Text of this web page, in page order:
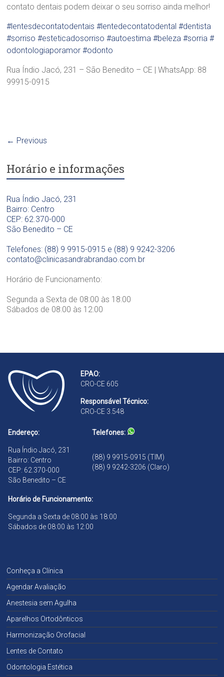
contato dentais podem deixar o seu sorriso ainda melhor!
#lentesdecontatodentais #lentedecontatodental #dentista
#sorriso #esteticadosorriso #autoestima #beleza #sorria #
odontologiaporamor #odonto
Rua Índio Jacó, 231 – São Benedito – CE | WhatsApp: 88
99915-0915
← Previous
Horário e informações
Rua Índio Jacó, 231
Bairro: Centro
CEP: 62.370-000
São Benedito – CE
Telefones: (88) 9 9915-0915 e (88) 9 9242-3206
contato@clinicasandrabrandao.com.br
Horário de Funcionamento:
Segunda a Sexta de 08:00 às 18:00
Sábados de 08:00 às 12:00
EPAO:
CRO-CE 605
Responsável Técnico:
CRO-CE 3.548
Endereço:
Rua Índio Jacó, 231
Bairro: Centro
CEP: 62.370-000
São Benedito – CE
Telefones:
(88) 9 9915-0915 (TIM)
(88) 9 9242-3206 (Claro)
Horário de Funcionamento:
Segunda a Sexta de 08:00 às 18:00
Sábados de 08:00 às 12:00
Conheça a Clínica
Agendar Avaliação
Anestesia sem Agulha
Aparelhos Ortodônticos
Harmonização Orofacial
Lentes de Contato
Odontologia Estética